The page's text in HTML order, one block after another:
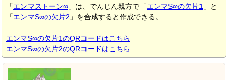
「エンマストーン∞ 」は、でんじん親方で「エンマS∞の欠片1 」と
「エンマS∞の欠片2 」を合成すると作成できる。
エンマS∞の欠片1のQRコードはこちら
エンマS∞の欠片2のQRコードはこちら